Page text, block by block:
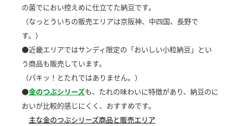
お酢ドリンク ぽん酢
つゆ たれ
スープ 中華
クイック調味料 レモン果汁
キャンペーン情報
ブランド・スペシャルサイト
ブランド・スペシャルサイト トップ
商品ブランドサイト
Fibee（ファイビー）
くらしプラ酢
カンタン酢
企業情報
国内事業概要
の菌でにおい控えめに仕立てた納豆です。
（なっとういちの販売エリアは京阪神、中四国、長野で
す。）
●近畿エリアではサンディ限定の「おいしい小粒納豆」とい
う商品も販売しています。
（パキッ！とたれではありません。）
●金のつぶシリーズも、たれの味わいに特徴があり、納豆のに
おいが比較的感じにくく、おすすめです。
主な金のつぶシリーズ商品と販売エリア